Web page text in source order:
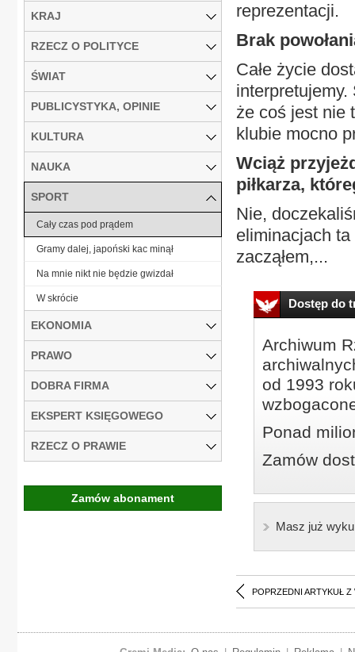
reprezentacji.
Brak
Całe życie
interpretujemy.
że coś jest nie
klubie mocno
Wciąż
piłkarza,
Nie,
eliminacjach ta
zacząłem,...
Dostęp do
Archiwum
od 1993
Ponad
Zamów
Masz już
POPRZEDNI ARTYKUŁ Z
KRAJ
RZECZ O POLITYCE
ŚWIAT
PUBLICYSTYKA, OPINIE
KULTURA
NAUKA
SPORT
Cały czas pod prądem
Gramy dalej, japoński kac minął
Na mnie nikt nie będzie gwizdał
W skrócie
EKONOMIA
PRAWO
DOBRA FIRMA
EKSPERT KSIĘGOWEGO
RZECZ O PRAWIE
Zamów abonament